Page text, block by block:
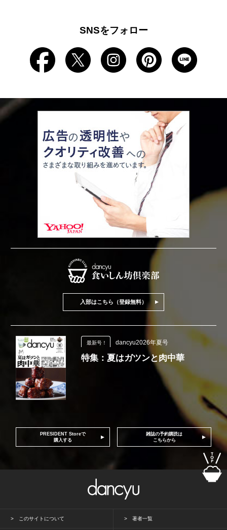
SNSをフォロー
入部はこちら（登録無料）
最新号！ dancyu2026年夏号
特集：夏はガツンと肉中華
PRESIDENT Storeで
購入する
雑誌の予約購読は
こちらから
このサイトについて 著者一覧